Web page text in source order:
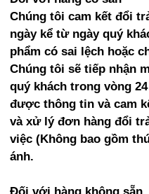
Dây cáp VGA,
Chân đế Camera
Ổ cứng, thẻ nhớ
Nguồn camera
Sản Phẩm Bán
Chúng tôi cam kết đổi
ngày kể từ ngày quý
phẩm có sai lệch hoặc
Chúng tôi sẽ tiếp nhận
quý khách trong vòng
được thông tin và cam
và xử lý đơn hàng đổi
việc (Không bao gồm
ánh.